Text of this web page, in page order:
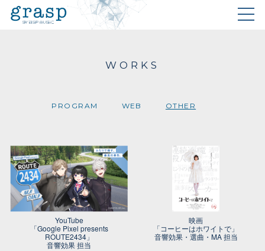
WORKS
PROGRAM WEB OTHER
YouTube
「Google Pixel presents
ROUTE2434」
音響効果 担当
映画
「コーヒーはホワイトで」
音響効果・選曲・MA 担当